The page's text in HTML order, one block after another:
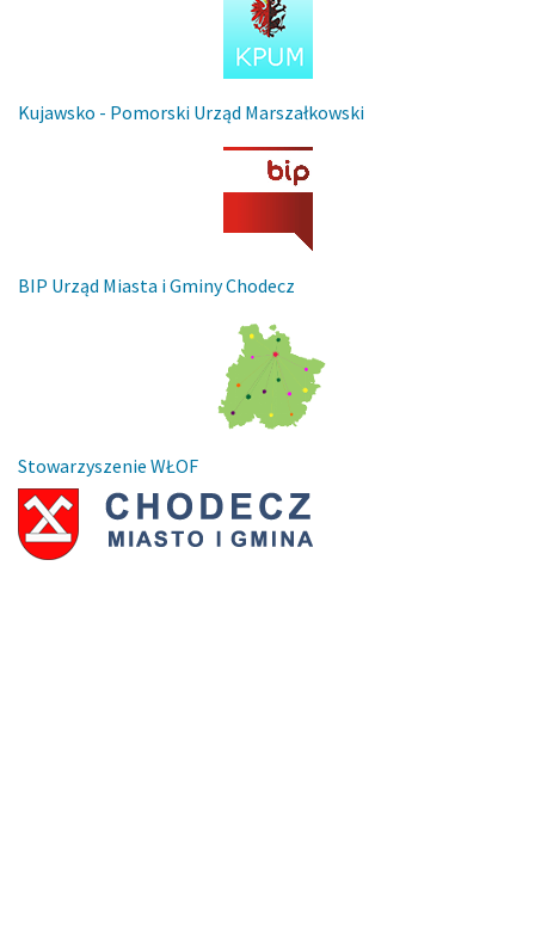
Kujawsko - Pomorski Urząd Marszałkowski
BIP Urząd Miasta i Gminy Chodecz
Stowarzyszenie WŁOF